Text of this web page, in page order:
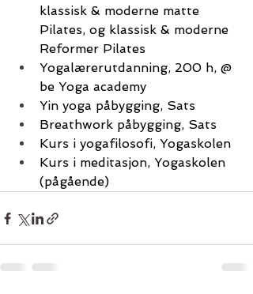
klassisk & moderne matte
Pilates, og klassisk & moderne
Reformer Pilates
Yogalærerutdanning, 200 h, @
be Yoga academy
Yin yoga påbygging, Sats
Breathwork påbygging, Sats
Kurs i yogafilosofi, Yogaskolen
Kurs i meditasjon, Yogaskolen
(pågående)